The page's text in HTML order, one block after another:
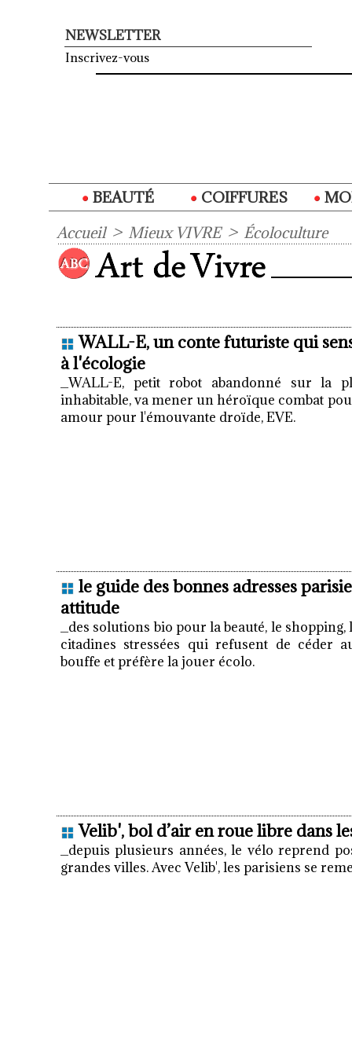
NEWSLETTER
Inscrivez-vous
BEAUTÉ COIFFURES
Accueil > Mieux VIVRE > Écoloculture
WALL-E, un conte futuriste qui
à l'écologie
_WALL-E, petit robot abandonné sur la
inhabitable, va mener un héroïque combat
amour pour l'émouvante droïde, EVE.
le guide des bonnes adresses
attitude
_des solutions bio pour la beauté, le
citadines stressées qui refusent de céder
bouffe et préfère la jouer écolo.
Velib', bol d’air en roue libre dans
_depuis plusieurs années, le vélo reprend
grandes villes. Avec Velib', les parisiens se